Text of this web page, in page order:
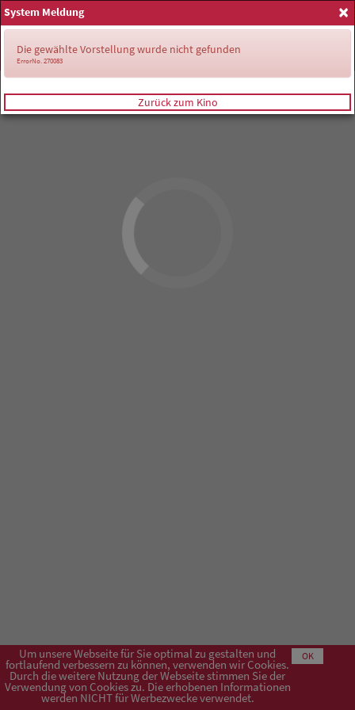
Anmelden
Um unsere Webseite für Sie optimal zu gestalten und
fortlaufend verbessern zu können, verwenden wir Cookies.
Durch die weitere Nutzung der Webseite stimmen Sie der
Verwendung von Cookies zu. Die erhobenen Informationen
werden NICHT für Werbezwecke verwendet.
OK
×
System Meldung
Die gewählte Vorstellung wurde nicht gefunden
ErrorNo. 270083
Zurück zum Kino
Impressum AGB Datenschutzerklärung